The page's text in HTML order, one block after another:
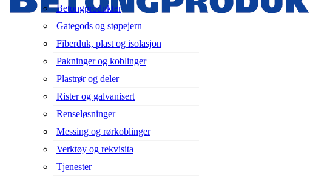
Betongprodukter
Gategods og støpejern
Fiberduk, plast og isolasjon
Pakninger og koblinger
Plastrør og deler
Rister og galvanisert
Renseløsninger
Messing og rørkoblinger
Verktøy og rekvisita
Tjenester